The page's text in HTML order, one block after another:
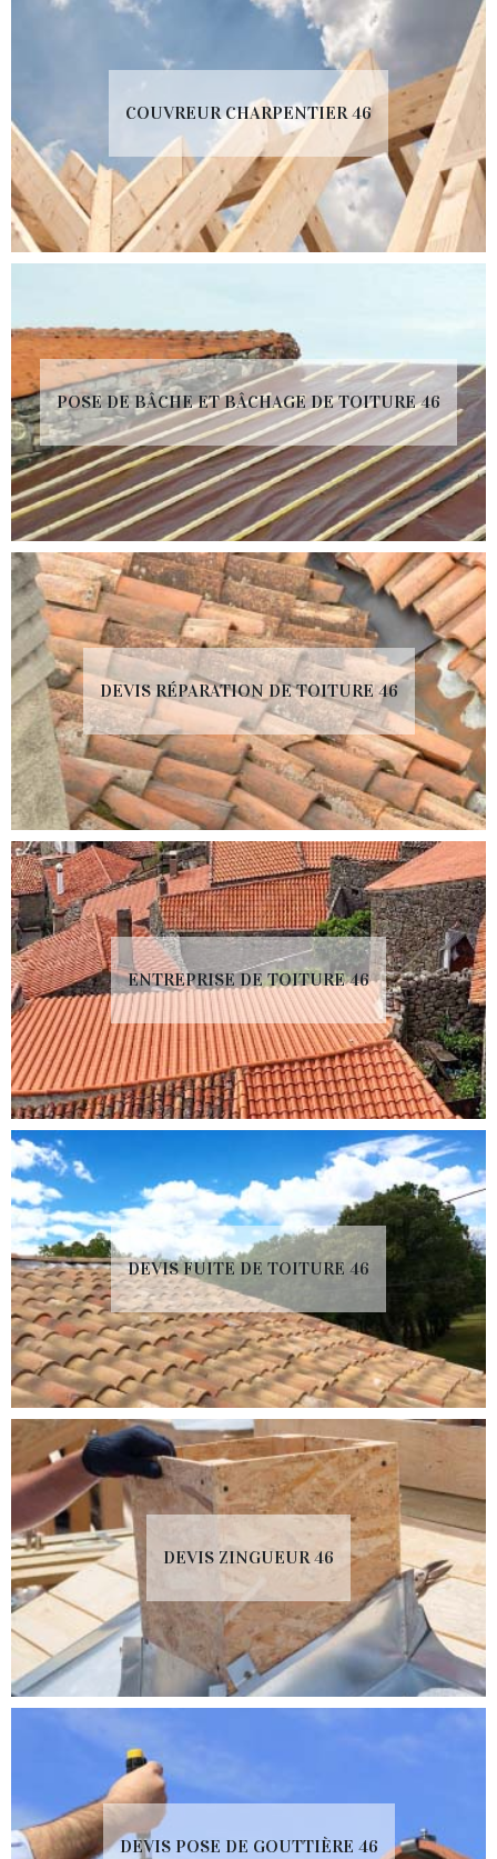
COUVREUR CHARPENTIER 46
POSE DE BÂCHE ET BÂCHAGE DE TOITURE 46
DEVIS RÉPARATION DE TOITURE 46
ENTREPRISE DE TOITURE 46
DEVIS FUITE DE TOITURE 46
DEVIS ZINGUEUR 46
DEVIS POSE DE GOUTTIÈRE 46